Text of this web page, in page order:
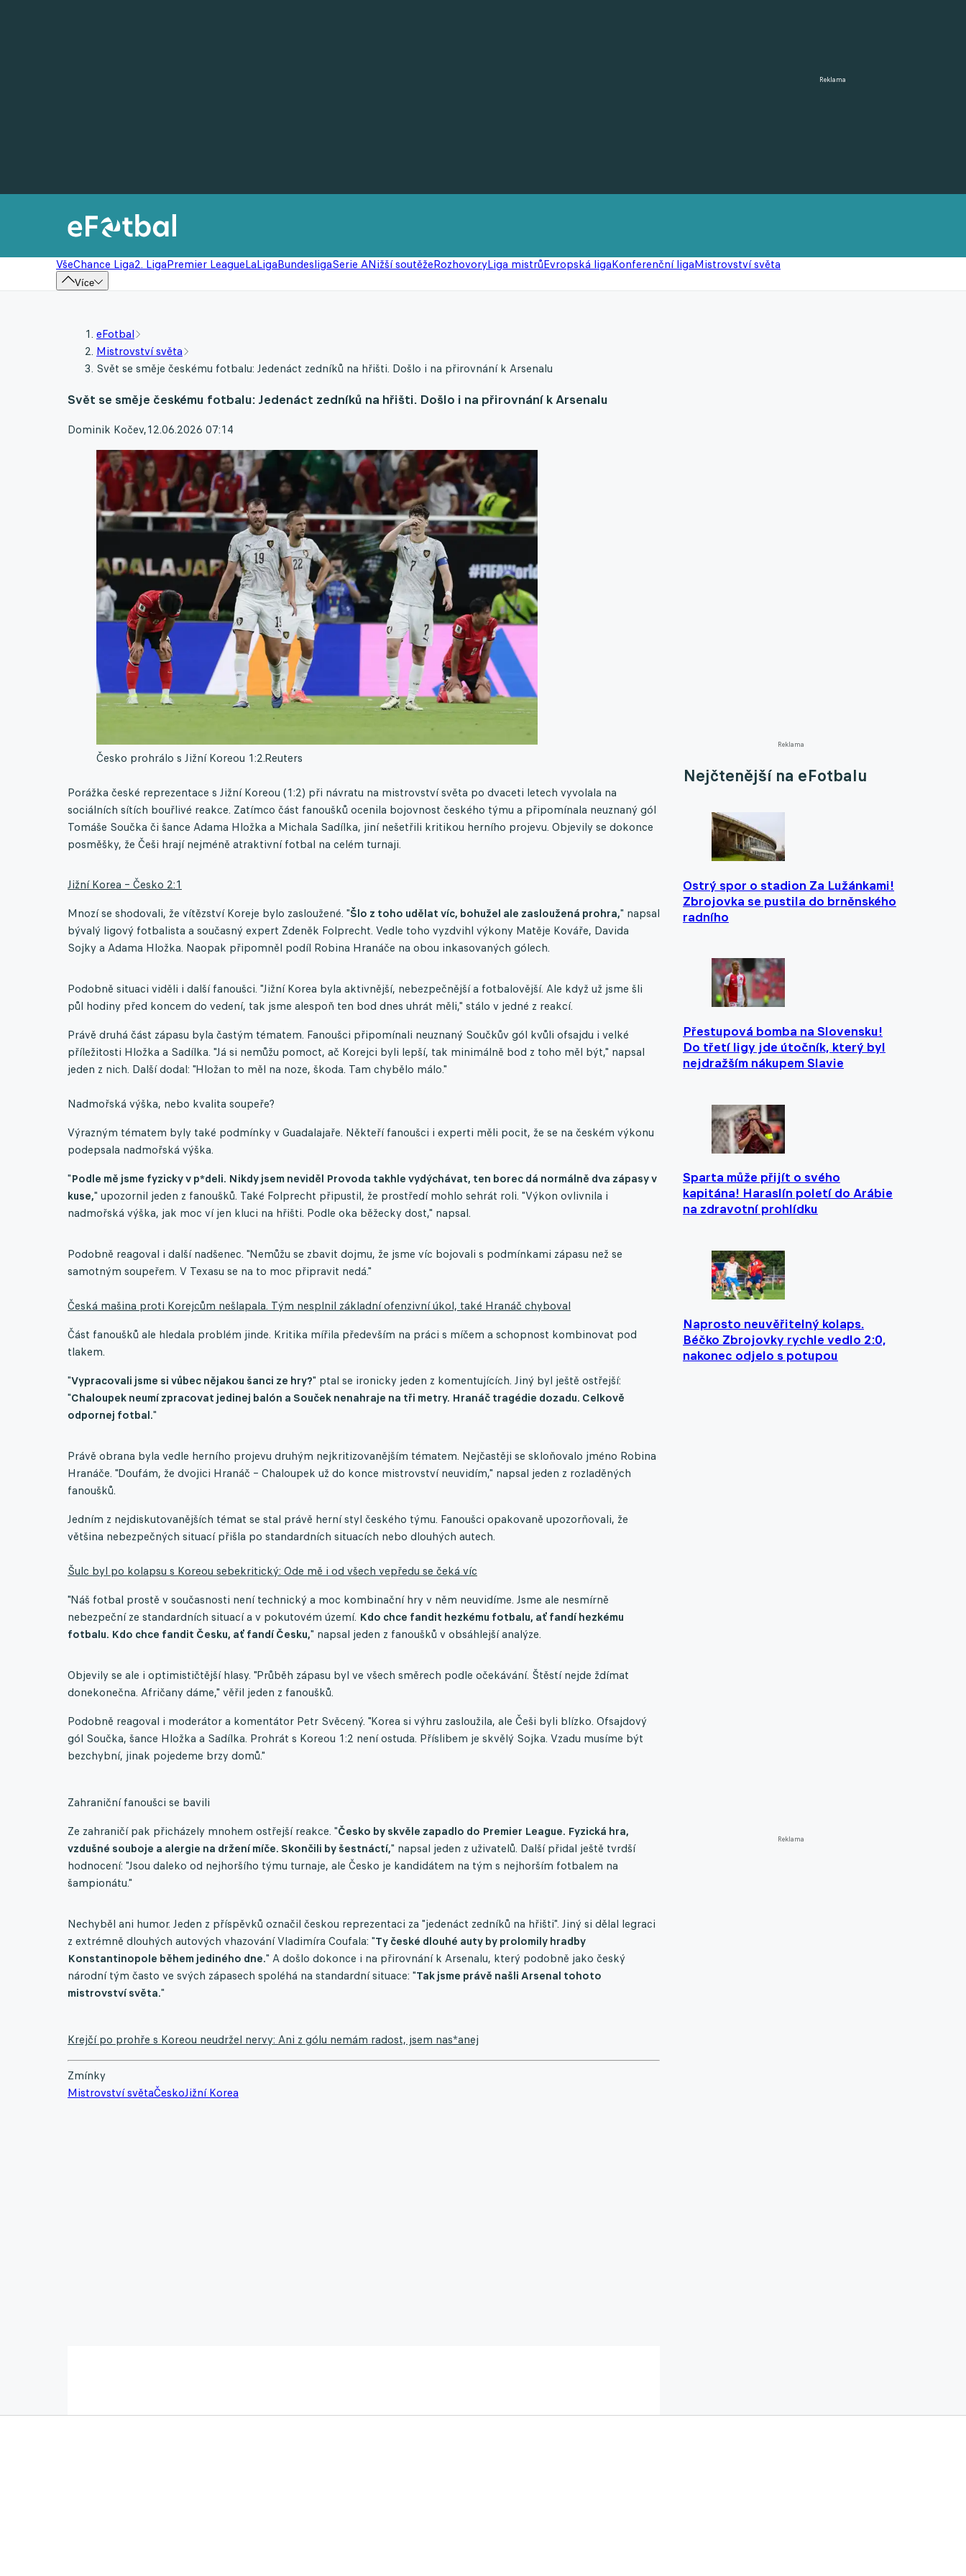
Reklama
VšeChance Liga2. LigaPremier LeagueLaLigaBundesligaSerie ANižší soutěžeRozhovoryLiga mistrůEvropská ligaKonferenční ligaMistrovství světa
Více
Reklama
Nejčtenější na eFotbalu
Ostrý spor o stadion Za Lužánkami!
Zbrojovka se pustila do brněnského
radního
Přestupová bomba na Slovensku!
Do třetí ligy jde útočník, který byl
nejdražším nákupem Slavie
Sparta může přijít o svého
kapitána! Haraslín poletí do Arábie
na zdravotní prohlídku
Naprosto neuvěřitelný kolaps.
Béčko Zbrojovky rychle vedlo 2:0,
nakonec odjelo s potupou
Reklama
eFotbal
Mistrovství světa
Svět se směje českému fotbalu: Jedenáct zedníků na hřišti. Došlo i na přirovnání k Arsenalu
Svět se směje českému fotbalu: Jedenáct zedníků na hřišti. Došlo i na přirovnání k Arsenalu
Dominik Kočev,12.06.2026 07:14
Česko prohrálo s Jižní Koreou 1:2.Reuters
Porážka české reprezentace s Jižní Koreou (1:2) při návratu na mistrovství světa po dvaceti letech vyvolala na
sociálních sítích bouřlivé reakce. Zatímco část fanoušků ocenila bojovnost českého týmu a připomínala neuznaný gól
Tomáše Součka či šance Adama Hložka a Michala Sadílka, jiní nešetřili kritikou herního projevu. Objevily se dokonce
posměšky, že Češi hrají nejméně atraktivní fotbal na celém turnaji.
Jižní Korea – Česko 2:1
Mnozí se shodovali, že vítězství Koreje bylo zasloužené. "Šlo z toho udělat víc, bohužel ale zasloužená prohra," napsal
bývalý ligový fotbalista a současný expert Zdeněk Folprecht. Vedle toho vyzdvihl výkony Matěje Kováře, Davida
Sojky a Adama Hložka. Naopak připomněl podíl Robina Hranáče na obou inkasovaných gólech.
Podobně situaci viděli i další fanoušci. "Jižní Korea byla aktivnější, nebezpečnější a fotbalovější. Ale když už jsme šli
půl hodiny před koncem do vedení, tak jsme alespoň ten bod dnes uhrát měli," stálo v jedné z reakcí.
Právě druhá část zápasu byla častým tématem. Fanoušci připomínali neuznaný Součkův gól kvůli ofsajdu i velké
příležitosti Hložka a Sadílka. "Já si nemůžu pomoct, ač Korejci byli lepší, tak minimálně bod z toho měl být," napsal
jeden z nich. Další dodal: "Hložan to měl na noze, škoda. Tam chybělo málo."
Nadmořská výška, nebo kvalita soupeře?
Výrazným tématem byly také podmínky v Guadalajaře. Někteří fanoušci i experti měli pocit, že se na českém výkonu
podepsala nadmořská výška.
"Podle mě jsme fyzicky v p*deli. Nikdy jsem neviděl Provoda takhle vydýchávat, ten borec dá normálně dva zápasy v
kuse," upozornil jeden z fanoušků. Také Folprecht připustil, že prostředí mohlo sehrát roli. "Výkon ovlivnila i
nadmořská výška, jak moc ví jen kluci na hřišti. Podle oka běžecky dost," napsal.
Podobně reagoval i další nadšenec. "Nemůžu se zbavit dojmu, že jsme víc bojovali s podmínkami zápasu než se
samotným soupeřem. V Texasu se na to moc připravit nedá."
Česká mašina proti Korejcům nešlapala. Tým nesplnil základní ofenzivní úkol, také Hranáč chyboval
Část fanoušků ale hledala problém jinde. Kritika mířila především na práci s míčem a schopnost kombinovat pod
tlakem.
"Vypracovali jsme si vůbec nějakou šanci ze hry?" ptal se ironicky jeden z komentujících. Jiný byl ještě ostřejší:
"Chaloupek neumí zpracovat jedinej balón a Souček nenahraje na tři metry. Hranáč tragédie dozadu. Celkově
odpornej fotbal."
Právě obrana byla vedle herního projevu druhým nejkritizovanějším tématem. Nejčastěji se skloňovalo jméno Robina
Hranáče. "Doufám, že dvojici Hranáč – Chaloupek už do konce mistrovství neuvidím," napsal jeden z rozladěných
fanoušků.
Jedním z nejdiskutovanějších témat se stal právě herní styl českého týmu. Fanoušci opakovaně upozorňovali, že
většina nebezpečných situací přišla po standardních situacích nebo dlouhých autech.
Šulc byl po kolapsu s Koreou sebekritický: Ode mě i od všech vepředu se čeká víc
"Náš fotbal prostě v současnosti není technický a moc kombinační hry v něm neuvidíme. Jsme ale nesmírně
nebezpeční ze standardních situací a v pokutovém území. Kdo chce fandit hezkému fotbalu, ať fandí hezkému
fotbalu. Kdo chce fandit Česku, ať fandí Česku," napsal jeden z fanoušků v obsáhlejší analýze.
Objevily se ale i optimističtější hlasy. "Průběh zápasu byl ve všech směrech podle očekávání. Štěstí nejde ždímat
donekonečna. Afričany dáme," věřil jeden z fanoušků.
Podobně reagoval i moderátor a komentátor Petr Svěcený. "Korea si výhru zasloužila, ale Češi byli blízko. Ofsajdový
gól Součka, šance Hložka a Sadílka. Prohrát s Koreou 1:2 není ostuda. Příslibem je skvělý Sojka. Vzadu musíme být
bezchybní, jinak pojedeme brzy domů."
Zahraniční fanoušci se bavili
Ze zahraničí pak přicházely mnohem ostřejší reakce. "Česko by skvěle zapadlo do Premier League. Fyzická hra,
vzdušné souboje a alergie na držení míče. Skončili by šestnáctí," napsal jeden z uživatelů. Další přidal ještě tvrdší
hodnocení: "Jsou daleko od nejhoršího týmu turnaje, ale Česko je kandidátem na tým s nejhorším fotbalem na
šampionátu."
Nechyběl ani humor. Jeden z příspěvků označil českou reprezentaci za "jedenáct zedníků na hřišti". Jiný si dělal legraci
z extrémně dlouhých autových vhazování Vladimíra Coufala: "Ty české dlouhé auty by prolomily hradby
Konstantinopole během jediného dne." A došlo dokonce i na přirovnání k Arsenalu, který podobně jako český
národní tým často ve svých zápasech spoléhá na standardní situace: "Tak jsme právě našli Arsenal tohoto
mistrovství světa."
Krejčí po prohře s Koreou neudržel nervy: Ani z gólu nemám radost, jsem nas*anej
Zmínky
Mistrovství světaČeskoJižní Korea